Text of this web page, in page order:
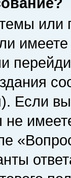
или
Если